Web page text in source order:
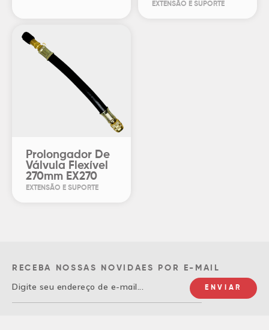
EXTENSÃO E SUPORTE
Prolongador De
Válvula Flexível
270mm EX270
EXTENSÃO E SUPORTE
RECEBA NOSSAS NOVIDAES POR E-MAIL